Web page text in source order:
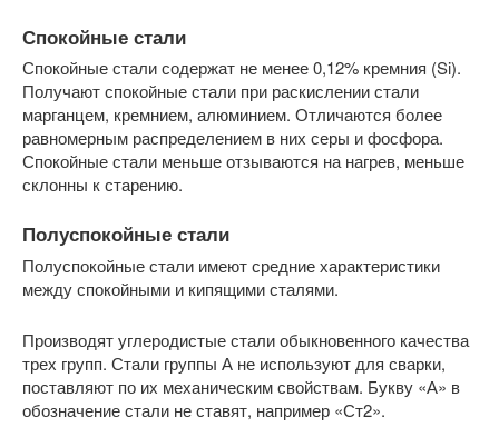
Спокойные стали
Спокойные стали содержат не менее 0,12% кремния (Si).
Получают спокойные стали при раскислении стали
марганцем, кремнием, алюминием. Отличаются более
равномерным распределением в них серы и фосфора.
Спокойные стали меньше отзываются на нагрев, меньше
склонны к старению.
Полуспокойные стали
Полуспокойные стали имеют средние характеристики
между спокойными и кипящими сталями.
Производят углеродистые стали обыкновенного качества
трех групп. Стали группы А не используют для сварки,
поставляют по их механическим свойствам. Букву «А» в
обозначение стали не ставят, например «Ст2».